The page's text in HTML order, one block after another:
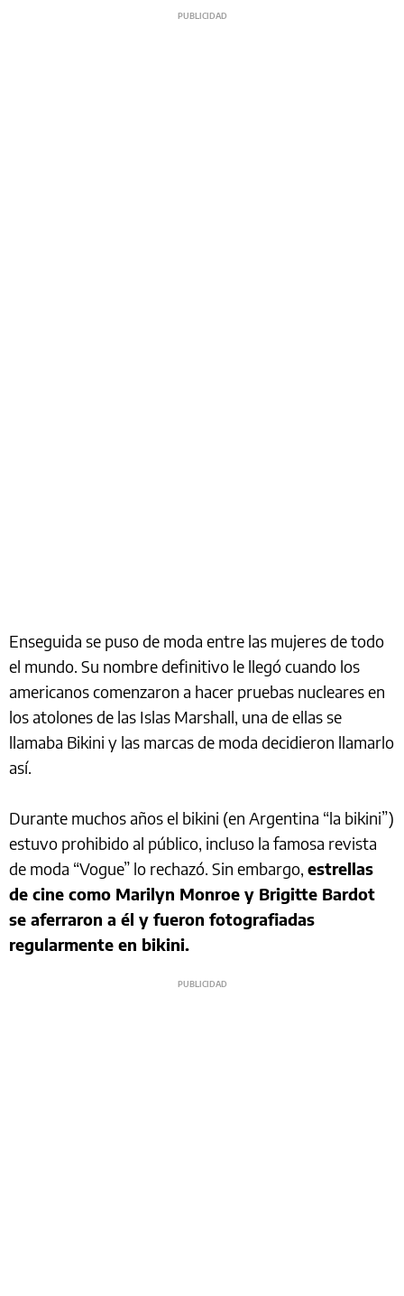
Enseguida se puso de moda entre las mujeres de todo
el mundo. Su nombre definitivo le llegó cuando los
americanos comenzaron a hacer pruebas nucleares en
los atolones de las Islas Marshall, una de ellas se
llamaba Bikini y las marcas de moda decidieron llamarlo
así.
Durante muchos años el bikini (en Argentina “la bikini”)
estuvo prohibido al público, incluso la famosa revista
de moda “Vogue” lo rechazó. Sin embargo, estrellas
de cine como Marilyn Monroe y Brigitte Bardot
se aferraron a él y fueron fotografiadas
regularmente en bikini.